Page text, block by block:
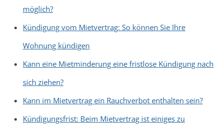
möglich?
Kündigung vom Mietvertrag: So können Sie Ihre
Wohnung kündigen
Kann eine Mietminderung eine fristlose Kündigung nach
sich ziehen?
Kann im Mietvertrag ein Rauchverbot enthalten sein?
Kündigungsfrist: Beim Mietvertrag ist einiges zu